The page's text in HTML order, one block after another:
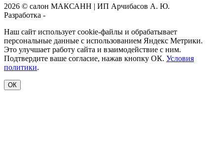
2026 © салон МАКСАНН | ИП Арчибасов А. Ю.
Разработка -
Наш сайт использует cookie-файлы и обрабатывает
персональные данные с использованием Яндекс Метрики.
Это улучшает работу сайта и взаимодействие с ним.
Подтвердите ваше согласие, нажав кнопку ОК. Условия
политики.
ОК